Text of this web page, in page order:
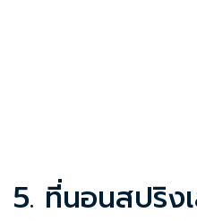
5. ที่นอนสปริ